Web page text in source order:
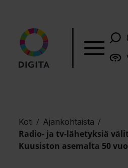
Koti / Ajankohtaista /
Radio- ja tv-lähetyksiä
Kuusiston asemalta 50